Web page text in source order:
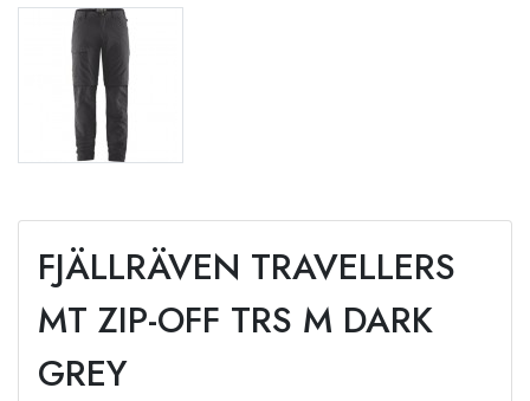
FJÄLLRÄVEN TRAVELLERS
MT ZIP-OFF TRS M DARK
GREY